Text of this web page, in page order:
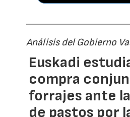
Análisis del Gobierno
Euskadi
compra
forrajes ante
de pastos por